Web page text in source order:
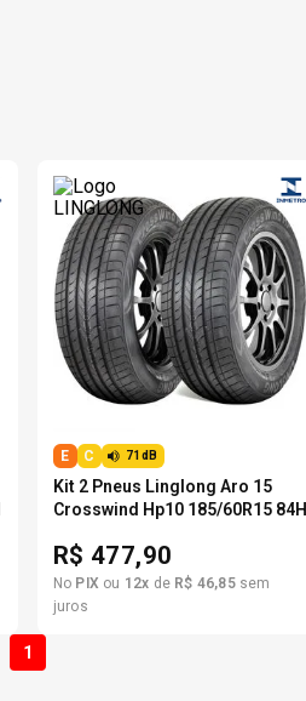
E C 71dB
Kit 2 Pneus Linglong Aro 15
Crosswind Hp10 185/60R15 84H
R$ 477,90
No PIX ou 12x de R$ 46,85sem
juros
1